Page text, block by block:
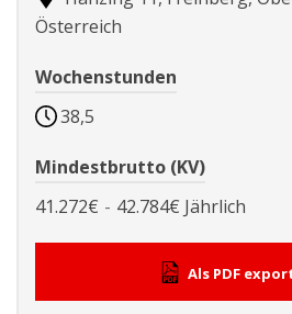
Österreich
Wochenstunden
38,5
Mindestbrutto (KV)
41.272€ - 42.784€ Jährlich
Als PDF